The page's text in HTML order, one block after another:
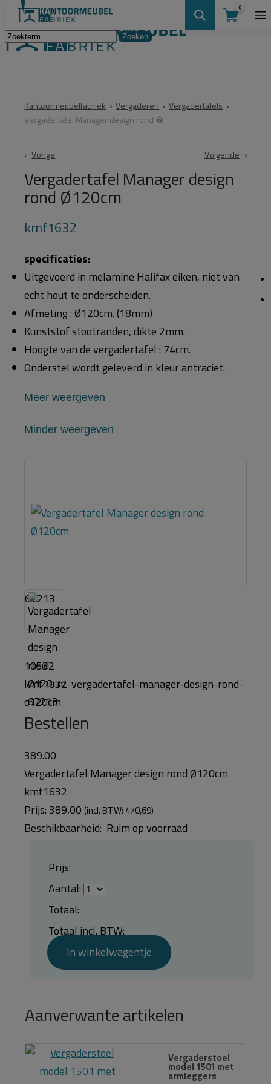
0
Kantoormeubelfabriek › Vergaderen › Vergadertafels ›
Vergadertafel Manager design rond �
Vorige Volgende
Vergadertafel Manager design
rond Ø120cm
kmf1632
specificaties:
Uitgevoerd in melamine Halifax eiken, niet van
echt hout te onderscheiden.
Afmeting : Ø120cm. (18mm)
Kunststof stootranden, dikte 2mm.
Hoogte van de vergadertafel : 74cm.
Onderstel wordt geleverd in kleur antraciet.
Meer weergeven
Minder weergeven
67213
10532
kmf1632-vergadertafel-manager-design-rond-
o120cm
Bestellen
389.00
Vergadertafel Manager design rond Ø120cm
kmf1632
Prijs: 389,00 (incl. BTW: 470,69)
Beschikbaarheid: Ruim op voorraad
Prijs:
Aantal:
Totaal:
Totaal incl. BTW:
In winkelwagentje
Aanverwante artikelen
Vergaderstoel
model 1501 met
armleggers